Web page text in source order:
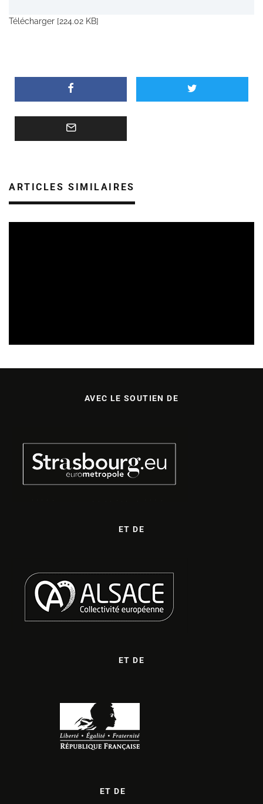
Télécharger [224.02 KB]
ARTICLES SIMILAIRES
AVEC LE SOUTIEN DE
ET DE
ET DE
ET DE